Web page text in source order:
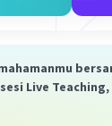
Live Teaching,